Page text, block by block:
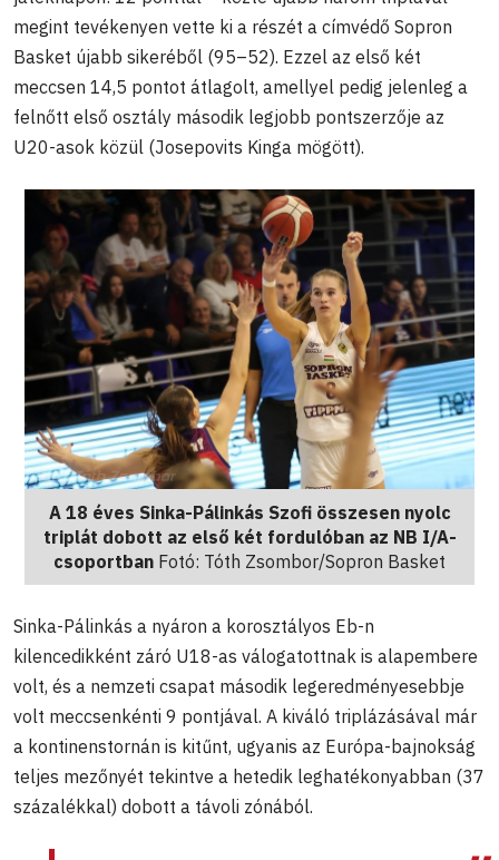
megint tevékenyen vette ki a részét a címvédő Sopron
Basket újabb sikeréből (95–52). Ezzel az első két
meccsen 14,5 pontot átlagolt, amellyel pedig jelenleg a
felnőtt első osztály második legjobb pontszerzője az
U20-asok közül (Josepovits Kinga mögött).
A 18 éves Sinka-Pálinkás Szofi összesen nyolc
triplát dobott az első két fordulóban az NB I/A-
csoportban Fotó: Tóth Zsombor/Sopron Basket
Sinka-Pálinkás a nyáron a korosztályos Eb-n
kilencedikként záró U18-as válogatottnak is alapembere
volt, és a nemzeti csapat második legeredményesebbje
volt meccsenkénti 9 pontjával. A kiváló triplázásával már
a kontinenstornán is kitűnt, ugyanis az Európa-bajnokság
teljes mezőnyét tekintve a hetedik leghatékonyabban (37
százalékkal) dobott a távoli zónából.